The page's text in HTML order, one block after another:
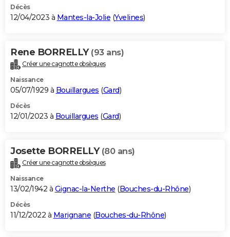
Décès
12/04/2023 à Mantes-la-Jolie (Yvelines)
Rene BORRELLY (93 ans)
Créer une cagnotte obsèques
Naissance
05/07/1929 à Bouillargues (Gard)
Décès
12/01/2023 à Bouillargues (Gard)
Josette BORRELLY (80 ans)
Créer une cagnotte obsèques
Naissance
13/02/1942 à Gignac-la-Nerthe (Bouches-du-Rhône)
Décès
11/12/2022 à Marignane (Bouches-du-Rhône)